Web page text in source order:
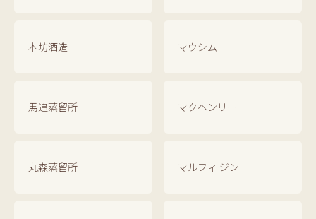
本坊酒造 マウシム
馬追蒸留所 マクヘンリー
丸森蒸留所 マルフィ ジン